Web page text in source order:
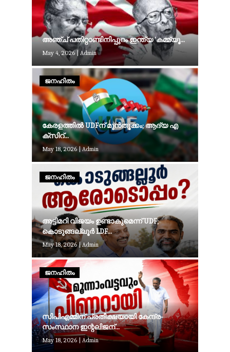
അ​ഞ്ച് പ​തി​റ്റാ​ണ്ടി​നി​പ്പു​റം ഇ​ന്ത്യ 'ക​മ്മ്യൂ...
May 4, 2026 | Admin
ജനഹിതം
കേ​ര​ള​ത്തി​ൽ UDF​ന് മു​ൻ​തൂ​ക്കം; ആ​ദ്യ എ​
ക്സി​റ്...
May 18, 2026 | Admin
ജനഹിതം
അട്ടിമറി വിജയം ഉണ്ടാകുമെന്ന് UDF;
കൊടുങ്ങല്ലൂർ LDF...
May 18, 2026 | Admin
ജനഹിതം
സിപിഎമ്മിന് പ്രതീക്ഷയായി കേന്ദ്ര-
സംസ്ഥാന ഇന്റലിജന്...
May 18, 2026 Admin